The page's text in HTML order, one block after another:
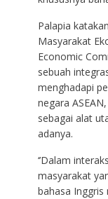
Palapia
Masyarakat
Economic
sebuah
menghadapi
negara
sebagai alat
adanya.
‘’Dalam
masyarakat
bahasa